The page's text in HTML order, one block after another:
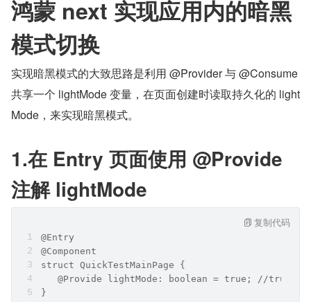
鸿蒙 next 实现应用内的暗黑
模式切换
实现暗黑模式的大致思路是利用 @Provider 与 @Consume
共享一个 lightMode 变量，在页面创建时读取持久化的 light
Mode，来实现暗黑模式。
1.在 Entry 页面使用 @Provide
注解 lightMode
@Entry
@Component
struct QuickTestMainPage {
@Provide lightMode: boolean = true; //true 日间
}
复制代码